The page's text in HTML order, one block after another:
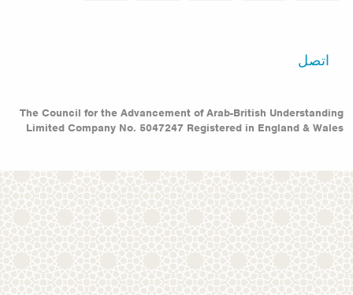
Footer
menu
اتصل
The Council for the Advancement of Arab-British Understanding
Limited Company No. 5047247 Registered in England & Wales